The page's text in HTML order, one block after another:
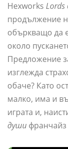
Hexworks Lords
продължение
объркващо да
около
Предложение
изглежда
обаче? Като
малко, има и
играта и,
души